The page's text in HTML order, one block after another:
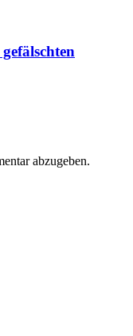
abzugeben.